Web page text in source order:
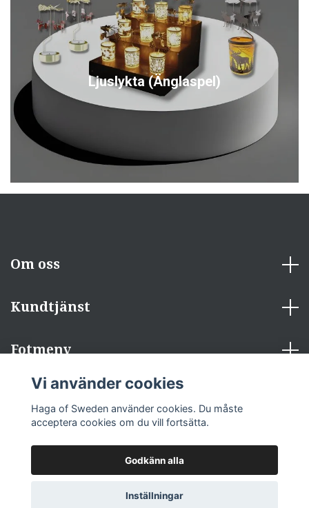
Ljuslykta (Änglaspel)
Om oss
Kundtjänst
Fotmeny
Sociala medier
© 2026 Haga of Sweden
Vi använder cookies
Haga of Sweden använder cookies. Du måste
acceptera cookies om du vill fortsätta.
Godkänn alla
Inställningar